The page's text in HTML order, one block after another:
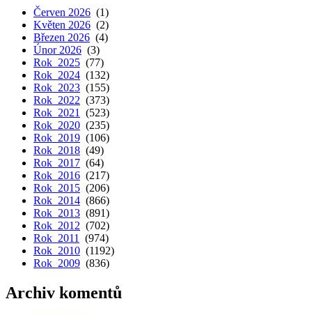
Červen 2026 (1)
Květen 2026 (2)
Březen 2026 (4)
Únor 2026 (3)
Rok 2025 (77)
Rok 2024 (132)
Rok 2023 (155)
Rok 2022 (373)
Rok 2021
(523)
Rok 2020 (235)
Rok 2019 (106)
Rok 2018 (49)
Rok 2017 (64)
Rok 2016 (217)
Rok 2015 (206)
Rok 2014 (866)
Rok 2013 (891)
Rok 2012 (702)
Rok 2011
(974)
Rok 2010 (1192)
Rok 2009 (836)
Archiv komentů